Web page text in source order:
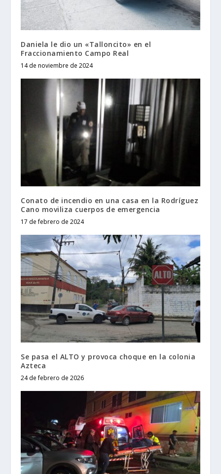
Daniela le dio un «Talloncito» en el
Fraccionamiento Campo Real
14 de noviembre de 2024
Conato de incendio en una casa en la Rodríguez
Cano moviliza cuerpos de emergencia
17 de febrero de 2024
Se pasa el ALTO y provoca choque en la colonia
Azteca
24 de febrero de 2026